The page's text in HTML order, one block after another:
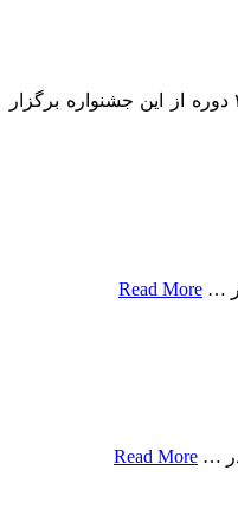
رکوردداران سیمرغ بلورین فجر/ جشنواره فیلم فجر مهم‌ترین جشنواره سینمایی ایران است که از سال ۱۳۶۱ تاکنون، بهمن ماه هر سال در تهران برگزار می‌گردد. تاکنون ۳۹ دوره از این جشنواره برگزار
…
Read More
…
Read More